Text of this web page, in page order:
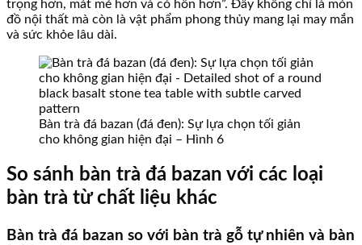
trọng hơn, mát mẻ hơn và có hồn hơn”. Đây không chỉ là món
đồ nội thất mà còn là vật phẩm phong thủy mang lại may mắn
và sức khỏe lâu dài.
Bàn trà đá bazan (đá đen): Sự lựa chọn tối giản
cho không gian hiện đại – Hình 6
So sánh bàn trà đá bazan với các loại
bàn trà từ chất liệu khác
Bàn trà đá bazan so với bàn trà gỗ tự nhiên và bàn